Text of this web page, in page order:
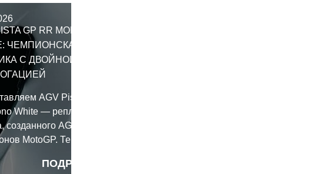
GP RR MONO
ЧЕМПИОНСКАЯ
С ДВОЙНОЙ
ПОДРОБНЕЕ
AGV Pista GP
White — реплику
созданного AGV для
MotoGP. Теперь
мотошлем
соответствует